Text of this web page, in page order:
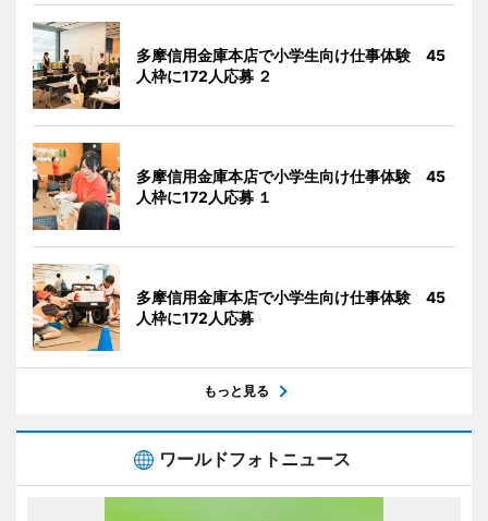
多摩信用金庫本店で小学生向け仕事体験 45
人枠に172人応募 ２
多摩信用金庫本店で小学生向け仕事体験 45
人枠に172人応募 １
多摩信用金庫本店で小学生向け仕事体験 45
人枠に172人応募
もっと見る
ワールドフォトニュース